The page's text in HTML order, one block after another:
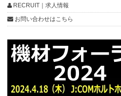
RECRUIT｜求人情報
お問い合わせはこちら